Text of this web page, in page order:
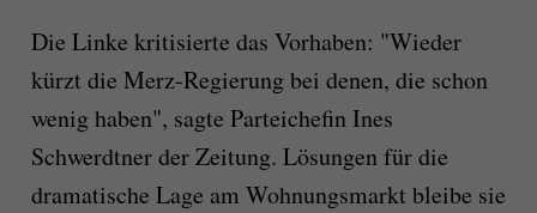
Die Linke kritisierte das Vorhaben: "Wieder
kürzt die Merz-Regierung bei denen, die schon
wenig haben", sagte Parteichefin Ines
Schwerdtner der Zeitung. Lösungen für die
dramatische Lage am Wohnungsmarkt bleibe sie